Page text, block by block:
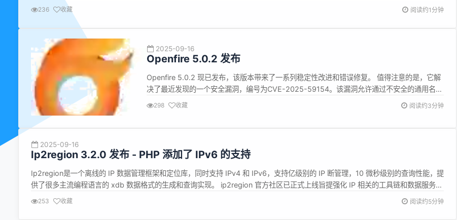
洞，建议升级。 错误修复： 修复 OOM 时潜在的文件描述符泄漏...
236 收藏 阅读约1分钟
2025-09-16
Openfire 5.0.2 发布
Openfire 5.0.2 现已发布，该版本带来了一系列稳定性改进和错误修复。 值得注意的是，它解
决了最近发现的一个安全漏洞，编号为CVE-2025-59154。该漏洞允许通过不安全的通用名称
属性解析进行身份欺骗。它主要适用于 Openfire 的小众用例。可阅读完整的安全公告以获取更
298 收藏 阅读约3分钟
2025-09-16
Ip2region 3.2.0 发布 - PHP 添加了 IPv6 的支持
Ip2region是一个离线的 IP 数据管理框架和定位库，同时支持 IPv4 和 IPv6，支持亿级别的 IP 断管理，10 微秒级别的查询性能，提
供了很多主流编程语言的 xdb 数据格式的生成和查询实现。 ip2region 官方社区已正式上线旨提强化 IP 相关的工具链和数据服务，
目前提供了稳定的商用离线数据、在线查询测试、xdb 使用 / 技术文档 ...
253 收藏 阅读约5分钟